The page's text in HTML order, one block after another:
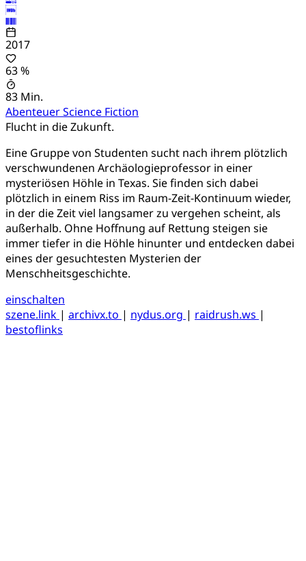
2017
63 %
83 Min.
AbenteuerScience Fiction
Flucht in die Zukunft.
Eine Gruppe von Studenten sucht nach ihrem plötzlich
verschwundenen Archäologieprofessor in einer
mysteriösen Höhle in Texas. Sie finden sich dabei
plötzlich in einem Riss im Raum-Zeit-Kontinuum wieder,
in der die Zeit viel langsamer zu vergehen scheint, als
außerhalb. Ohne Hoffnung auf Rettung steigen sie
immer tiefer in die Höhle hinunter und entdecken dabei
eines der gesuchtesten Mysterien der
Menschheitsgeschichte.
einschalten
szene.link | archivx.to | nydus.org | raidrush.ws |
bestoflinks